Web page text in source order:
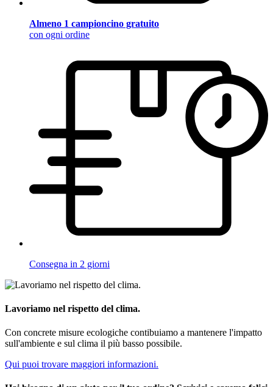
Almeno 1 campioncino gratuito
con ogni ordine
Consegna in 2 giorni
Lavoriamo nel rispetto del clima.
Con concrete misure ecologiche contibuiamo a mantenere l'impatto
sull'ambiente e sul clima il più basso possibile.
Qui puoi trovare maggiori informazioni.